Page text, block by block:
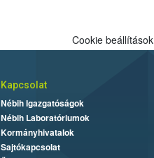
Cookie beállítások
Kapcsolat
Nébih Igazgatóságok
Nébih Laboratóriumok
Kormányhivatalok
Sajtókapcsolat